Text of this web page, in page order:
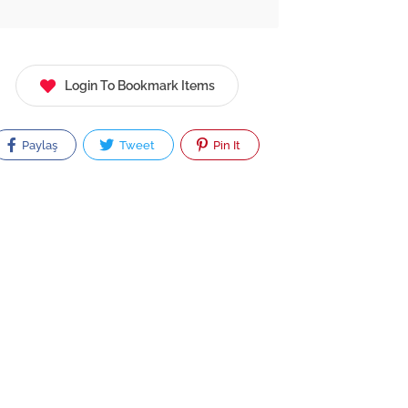
Login To Bookmark Items
Paylaş Tweet Pin It